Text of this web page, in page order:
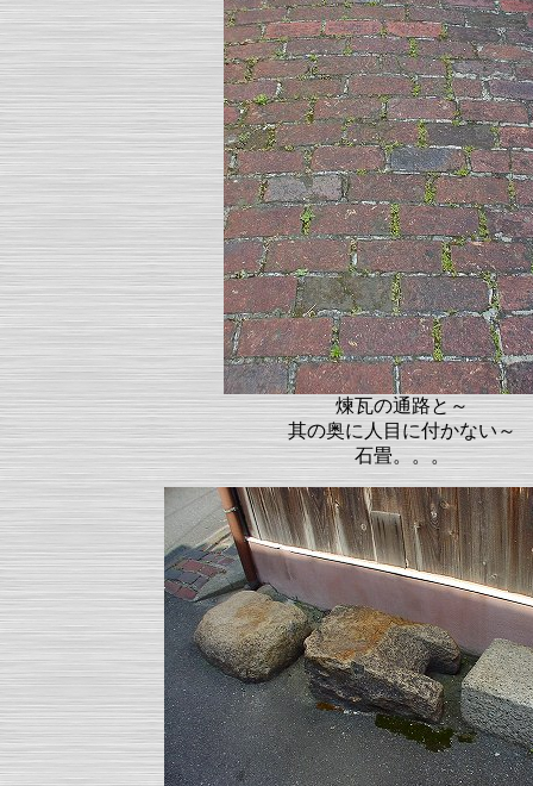
煉瓦の通路と～
其の奥に人目に付かない～
石畳。。。